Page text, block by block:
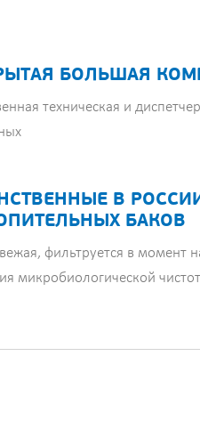
БОЛЬШАЯ
техническая и
В
БАКОВ
фильтруется в момент
микробиологической